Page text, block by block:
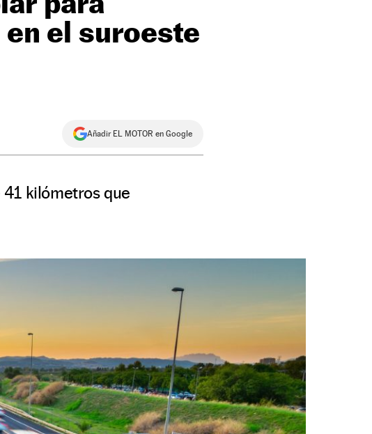
el suroeste
Añadir EL MOTOR en Google
kilómetros que